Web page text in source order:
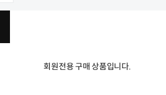
회원전용 구매 상품입니다.